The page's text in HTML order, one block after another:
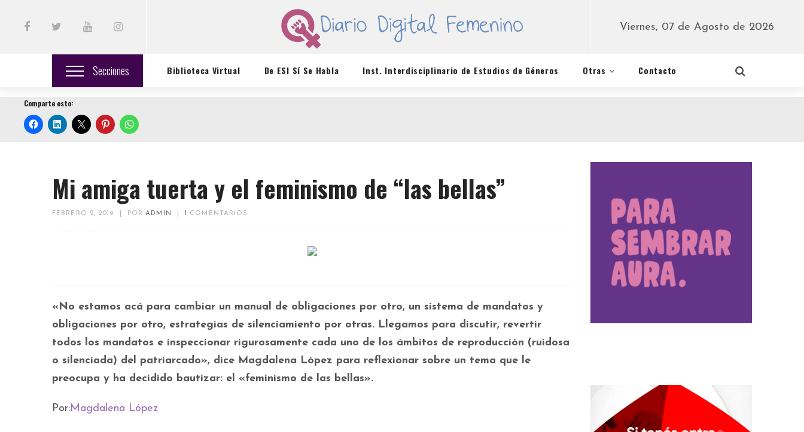
Viernes, 07 de Agosto de 2026
Secciones Biblioteca Virtual De ESI Sí Se Habla Inst. Interdisciplinario de Estudios de Géneros Otras Contacto
Comparte esto:
Mi amiga tuerta y el feminismo de “las bellas”
FEBRERO 2, 2019 PORADMIN COMENTARIOS
«No estamos acá para cambiar un manual de obligaciones por otro, un sistema de mandatos y
obligaciones por otro, estrategias de silenciamiento por otras. Llegamos para discutir, revertir
todos los mandatos e inspeccionar rigurosamente cada uno de los ámbitos de reproducción (ruidosa
o silenciada) del patriarcado», dice Magdalena López para reflexionar sobre un tema que le
preocupa y ha decidido bautizar: el «feminismo de las bellas».
Por:Magdalena López